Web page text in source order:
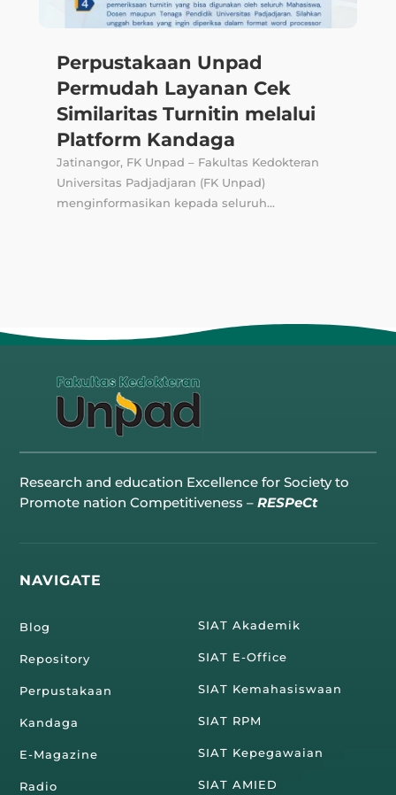
Perpustakaan Unpad
Permudah Layanan Cek
Similaritas Turnitin melalui
Platform Kandaga
Jatinangor, FK Unpad – Fakultas Kedokteran
Universitas Padjadjaran (FK Unpad)
menginformasikan kepada seluruh...
Research and education Excellence for Society to
Promote nation Competitiveness –RESPeCt
NAVIGATE
Blog
Repository
Perpustakaan
Kandaga
E-Magazine
Radio
SIAT Akademik
SIAT E-Office
SIAT Kemahasiswaan
SIAT RPM
SIAT Kepegawaian
SIAT AMIED